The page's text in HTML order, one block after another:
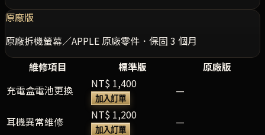
原廠版
原廠拆機螢幕／APPLE 原廠零件．保固 3 個月
維修項目
標準版
原廠版
充電盒電池更換
NT$ 1,400
加入訂單
—
耳機異常維修 NT$ 1,200
加入訂單
—